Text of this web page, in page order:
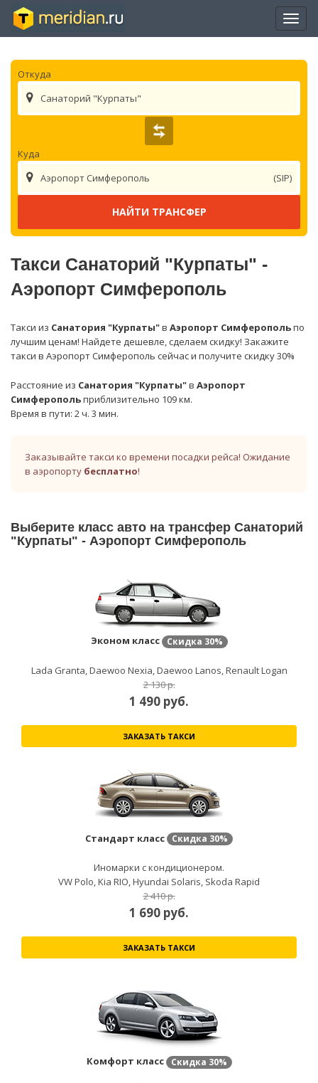
Откуда
Санаторий "Курпаты"
Куда
(SIP)
Аэропорт Симферополь
Такси Санаторий "Курпаты" -
Аэропорт Симферополь
Такси из Санатория "Курпаты"в Аэропорт Симферопольпо
лучшим ценам! Найдете дешевле, сделаем скидку! Закажите
такси в Аэропорт Симферополь сейчас и получите скидку 30%
Расстояние из Санатория "Курпаты"в Аэропорт
Симферопольприблизительно 109 км.
Время в пути: 2 ч. 3 мин.
Заказывайте такси ко времени посадки рейса! Ожидание
в аэропорту бесплатно!
Выберите класс авто на трансфер Санаторий
"Курпаты" - Аэропорт Симферополь
Эконом класс Скидка 30%
Lada Granta, Daewoo Nexia, Daewoo Lanos, Renault Logan
2 130 р.
1 490 руб.
ЗАКАЗАТЬ ТАКСИ
Стандарт класс Скидка 30%
Иномарки с кондиционером.
VW Polo, Kia RIO, Hyundai Solaris, Skoda Rapid
2 410 р.
1 690 руб.
ЗАКАЗАТЬ ТАКСИ
Комфорт класс Скидка 30%